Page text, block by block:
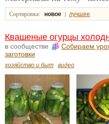
Сортировка: новое | лучшее
Квашеные огурцы
в сообществе
Собираем
заготовки
хозяйство и быт видео